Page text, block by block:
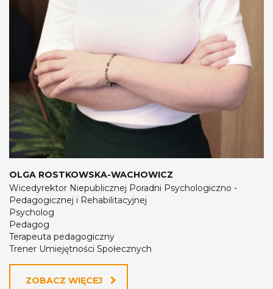
OLGA ROSTKOWSKA-WACHOWICZ
Wicedyrektor Niepublicznej Poradni Psychologiczno -
Pedagogicznej i Rehabilitacyjnej
Psycholog
Pedagog
Terapeuta pedagogiczny
Trener Umiejętności Społecznych
ZOBACZ WIĘCEJ